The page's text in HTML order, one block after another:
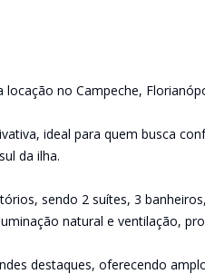
no Campeche,
ideal para quem busca
da ilha.
sendo 2 suítes, 3
natural e ventilação,
destaques, oferecendo